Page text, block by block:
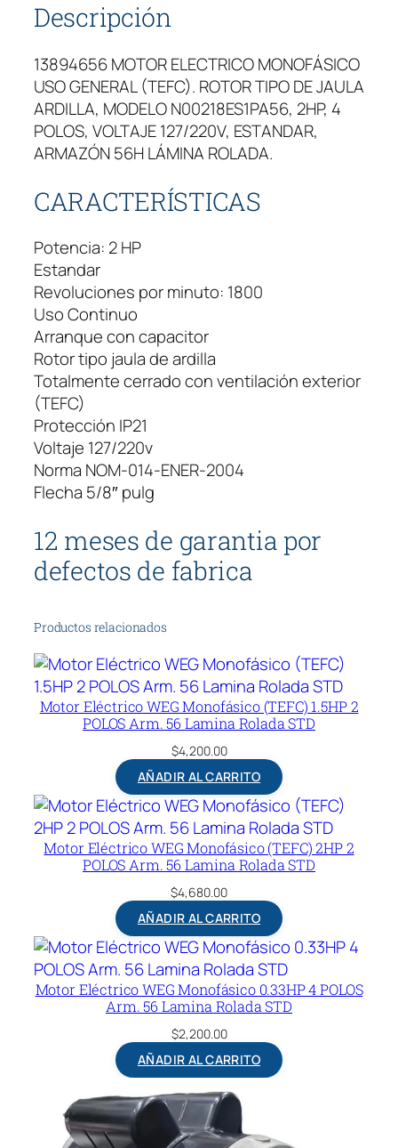
Descripción
13894656 MOTOR ELECTRICO MONOFÁSICO
USO GENERAL (TEFC). ROTOR TIPO DE JAULA
ARDILLA, MODELO N00218ES1PA56, 2HP, 4
POLOS, VOLTAJE 127/220V, ESTANDAR,
ARMAZÓN 56H LÁMINA ROLADA.
CARACTERÍSTICAS
Potencia: 2 HP
Estandar
Revoluciones por minuto: 1800
Uso Continuo
Arranque con capacitor
Rotor tipo jaula de ardilla
Totalmente cerrado con ventilación exterior
(TEFC)
Protección IP21
Voltaje 127/220v
Norma NOM-014-ENER-2004
Flecha 5/8″ pulg
12 meses de garantia por
defectos de fabrica
Productos relacionados
Motor Eléctrico WEG Monofásico (TEFC) 1.5HP 2
POLOS Arm. 56 Lamina Rolada STD
$4,200.00
AÑADIR AL CARRITO
Motor Eléctrico WEG Monofásico (TEFC) 2HP 2
POLOS Arm. 56 Lamina Rolada STD
$4,680.00
AÑADIR AL CARRITO
Motor Eléctrico WEG Monofásico 0.33HP 4 POLOS
Arm. 56 Lamina Rolada STD
$2,200.00
AÑADIR AL CARRITO